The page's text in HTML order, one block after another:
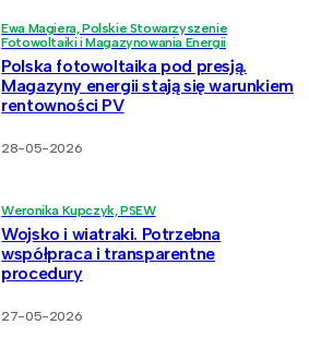
Ewa Magiera, Polskie Stowarzyszenie
Fotowoltaiki i Magazynowania Energii
Polska fotowoltaika pod presją.
Magazyny energii stają się warunkiem
rentowności PV
28-05-2026
Weronika Kupczyk, PSEW
Wojsko i wiatraki. Potrzebna
współpraca i transparentne
procedury
27-05-2026